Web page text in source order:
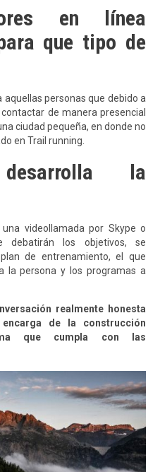
en línea
que tipo de
aquellas personas que debido a
de manera presencial
ciudad pequeña, en donde no
en Trail running.
la
videollamada por Skype o
debatirán los objetivos, se
de entrenamiento, el que
la persona y los programas a
realmente honesta
de la construcción
que cumpla con las